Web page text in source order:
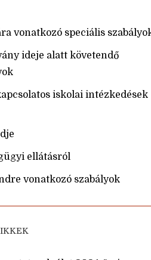
vonatkozó speciális
ideje alatt követendő
iskolai intézkedések
ellátásról
vonatkozó szabályok